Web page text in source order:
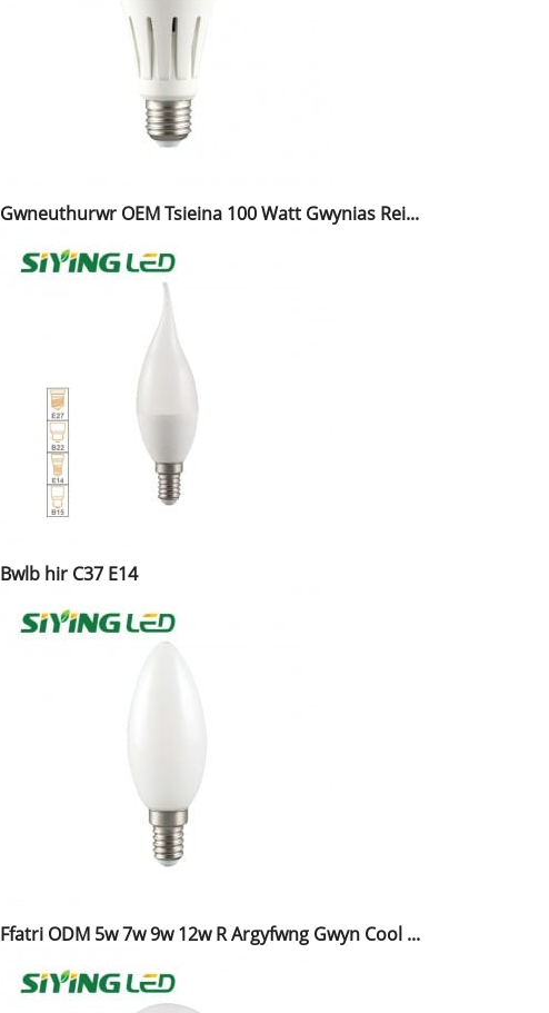
Gwneuthurwr OEM Tsieina 100 Watt Gwynias Rei...
Bwlb hir C37 E14
Ffatri ODM 5w 7w 9w 12w R Argyfwng Gwyn Cool ...